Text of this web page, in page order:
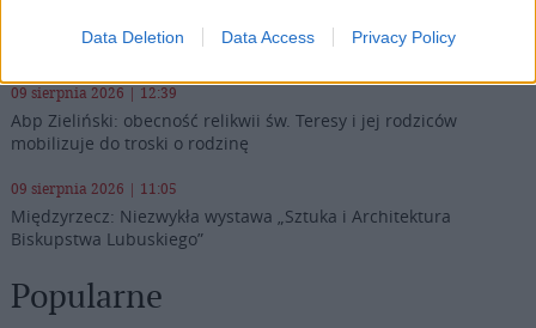
Data Deletion Data Access Privacy Policy
Dramatyczny apel z ostatniej chrześcijańskiej wioski
09 sierpnia 2026 | 12:39
Abp Zieliński: obecność relikwii św. Teresy i jej rodziców
mobilizuje do troski o rodzinę
09 sierpnia 2026 | 11:05
Międzyrzecz: Niezwykła wystawa „Sztuka i Architektura
Biskupstwa Lubuskiego”
Popularne